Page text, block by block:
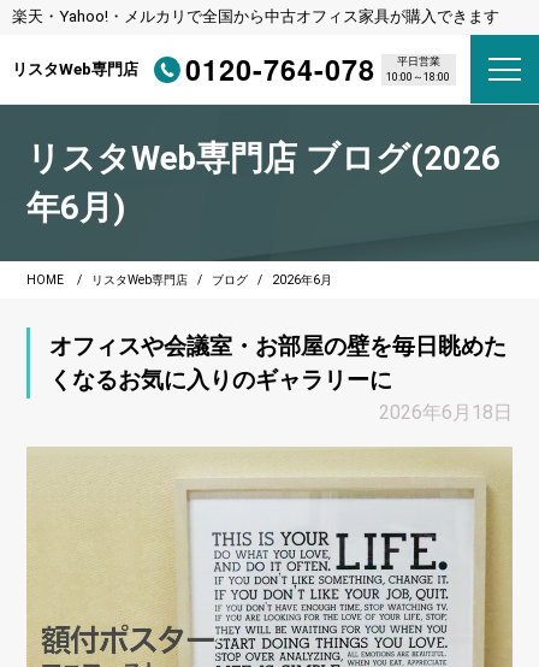
楽天・Yahoo!・メルカリで全国から中古オフィス家具が購入できます
リスタWeb専門店 0120-764-078
平日営業
10:00～18:00
リスタWeb専門店 ブログ(2026
年6月)
HOME リスタWeb専門店 ブログ 2026年6月
オフィスや会議室・お部屋の壁を毎日眺めた
くなるお気に入りのギャラリーに
2026年6月18日